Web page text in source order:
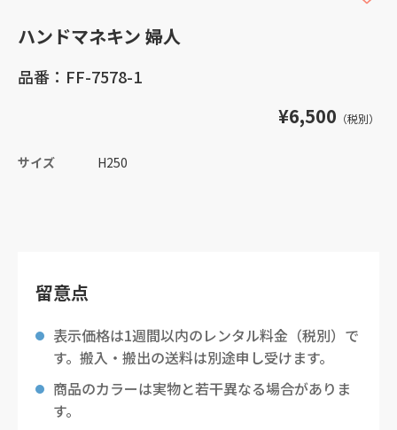
ハンドマネキン 婦人
品番：FF-7578-1
¥6,500 （税別）
サイズ H250
留意点
表示価格は1週間以内のレンタル料金（税別）で
す。搬入・搬出の送料は別途申し受けます。
商品のカラーは実物と若干異なる場合がありま
す。